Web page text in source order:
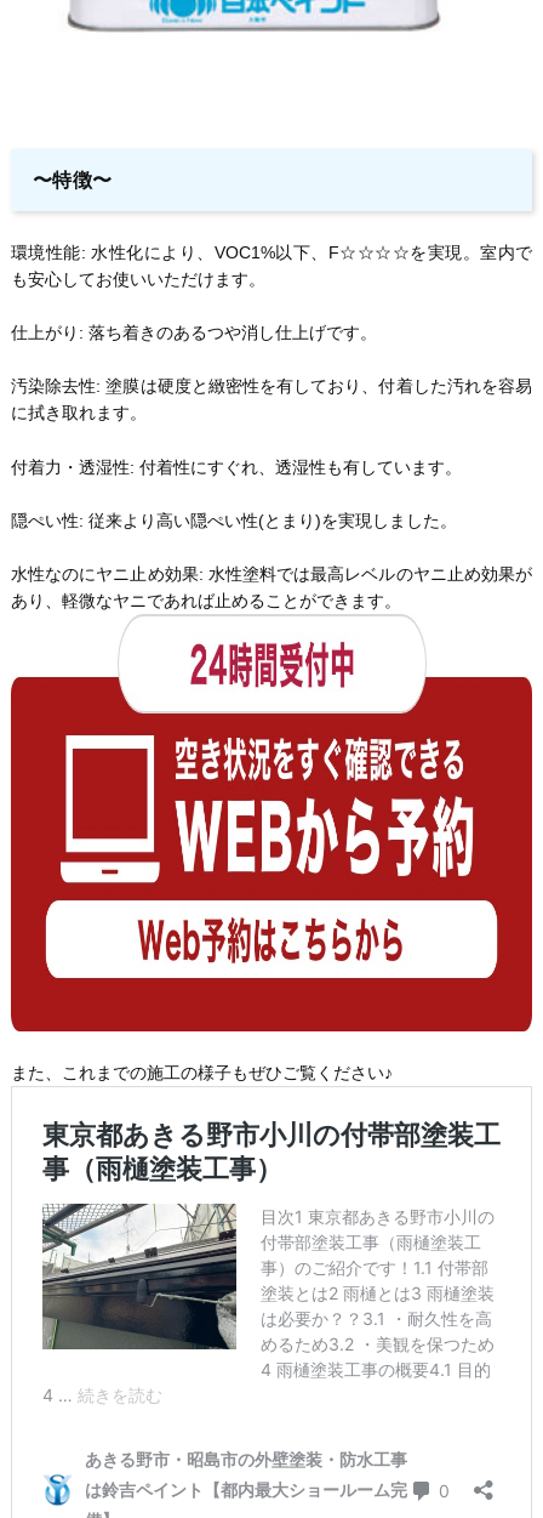
〜特徴〜
環境性能: 水性化により、VOC1%以下、F☆☆☆☆を実現。室内で
も安心してお使いいただけます。
仕上がり: 落ち着きのあるつや消し仕上げです。
汚染除去性: 塗膜は硬度と緻密性を有しており、付着した汚れを容易
に拭き取れます。
付着力・透湿性: 付着性にすぐれ、透湿性も有しています。
隠ぺい性: 従来より高い隠ぺい性(とまり)を実現しました。
水性なのにヤニ止め効果: 水性塗料では最高レベルのヤニ止め効果が
あり、軽微なヤニであれば止めることができます。
また、これまでの施工の様子もぜひご覧ください♪